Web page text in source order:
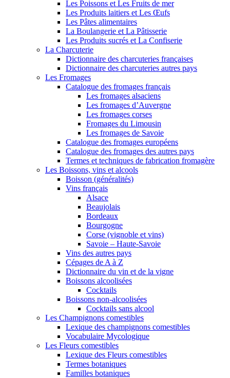
Les Poissons et Les Fruits de mer
Les Produits laitiers et Les Œufs
Les Pâtes alimentaires
La Boulangerie et La Pâtisserie
Les Produits sucrés et La Confiserie
La Charcuterie
Dictionnaire des charcuteries françaises
Dictionnaire des charcuteries autres pays
Les Fromages
Catalogue des fromages français
Les fromages alsaciens
Les fromages d’Auvergne
Les fromages corses
Fromages du Limousin
Les fromages de Savoie
Catalogue des fromages européens
Catalogue des fromages des autres pays
Termes et techniques de fabrication fromagère
Les Boissons, vins et alcools
Boisson (généralités)
Vins français
Alsace
Beaujolais
Bordeaux
Bourgogne
Corse (vignoble et vins)
Savoie – Haute-Savoie
Vins des autres pays
Cépages de A à Z
Dictionnaire du vin et de la vigne
Boissons alcoolisées
Cocktails
Boissons non-alcoolisées
Cocktails sans alcool
Les Champignons comestibles
Lexique des champignons comestibles
Vocabulaire Mycologique
Les Fleurs comestibles
Lexique des Fleurs comestibles
Termes botaniques
Familles botaniques